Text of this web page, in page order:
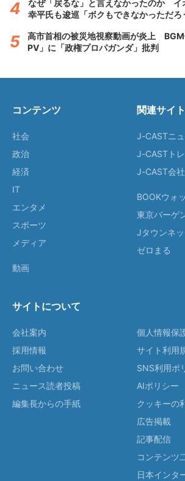
なぜ「戻るな」と言えなかったのか イ
幸平氏も逡巡「ボクもできなかっただろ
高市首相の被災地視察動画が炎上
PV」に「政権プロパガンダ」批判
コンテンツ
社会
政治
経済
IT
エンタメ
スポーツ
メディア
動画
関連サイト
J-CASTニ
J-CASTト
J-CAST会
BOOKウォ
東京バーゲ
Jタウンネッ
ゼロまる
サイトについて
会社案内
採用情報
お問い合わせ
ニュース読者投稿
編集長からの手紙
個人情報保
サイト利用
SNS利用ポ
AIポリシー
クッキーの
広告掲載
記事配信
コンテンツ
日本インタ